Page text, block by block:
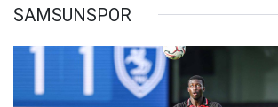
SAMSUNSPOR